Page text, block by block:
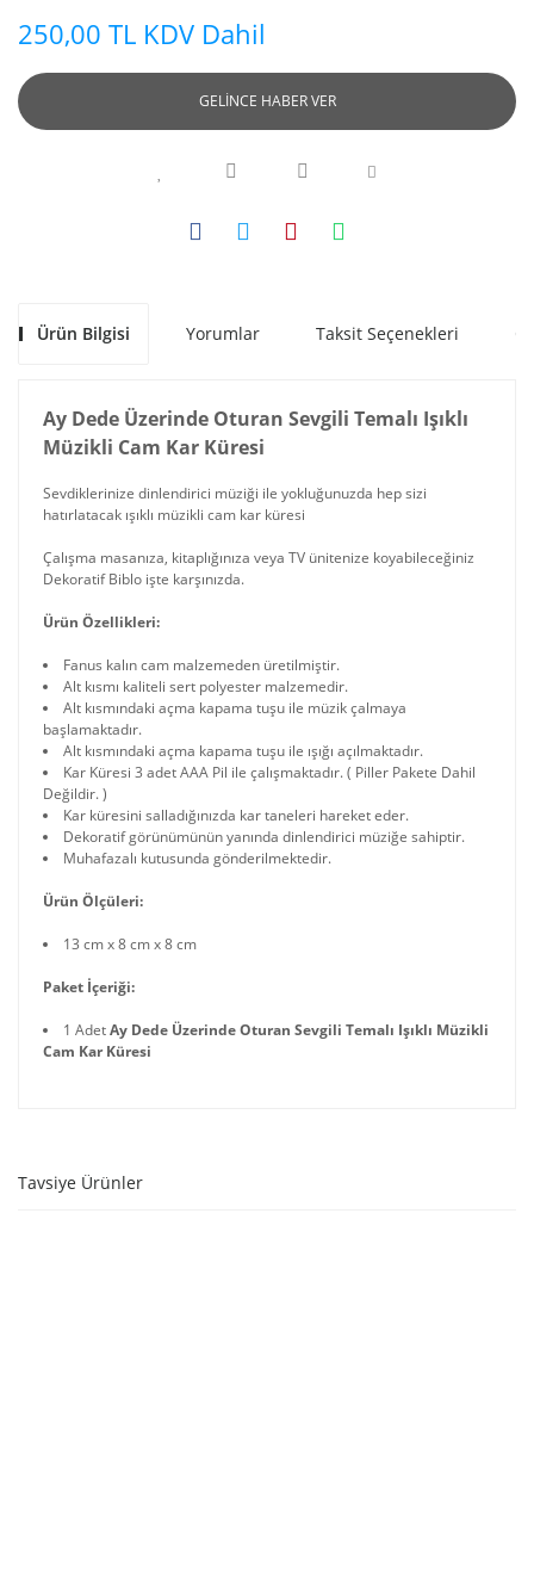
250,00 TL KDV Dahil
GELİNCE HABER VER
Ürün Bilgisi Yorumlar Taksit Seçenekleri
Ay Dede Üzerinde Oturan Sevgili Temalı Işıklı
Müzikli Cam Kar Küresi
Sevdiklerinize dinlendirici müziği ile yokluğunuzda hep sizi
hatırlatacak ışıklı müzikli cam kar küresi
Çalışma masanıza, kitaplığınıza veya TV ünitenize koyabileceğiniz
Dekoratif Biblo işte karşınızda.
Ürün Özellikleri:
Fanus kalın cam malzemeden üretilmiştir.
Alt kısmı kaliteli sert polyester malzemedir.
Alt kısmındaki açma kapama tuşu ile müzik çalmaya
başlamaktadır.
Alt kısmındaki açma kapama tuşu ile ışığı açılmaktadır.
Kar Küresi 3 adet AAA Pil ile çalışmaktadır. ( Piller Pakete Dahil
Değildir. )
Kar küresini salladığınızda kar taneleri hareket eder.
Dekoratif görünümünün yanında dinlendirici müziğe sahiptir.
Muhafazalı kutusunda gönderilmektedir.
Ürün Ölçüleri:
13 cm x 8 cm x 8 cm
Paket İçeriği:
1 AdetAy Dede Üzerinde Oturan Sevgili Temalı Işıklı Müzikli
Cam Kar Küresi
Tavsiye Ürünler